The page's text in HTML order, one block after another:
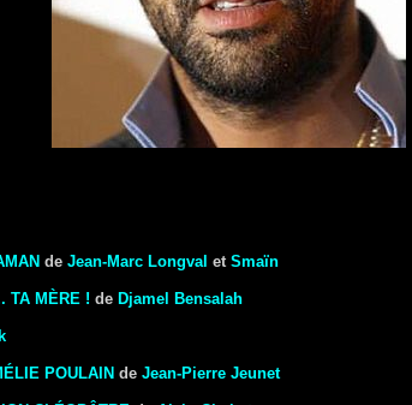
de Jean-Marc Longval et Smaïn
TA MÈRE ! de Djamel Bensalah
POULAIN de Jean-Pierre Jeunet